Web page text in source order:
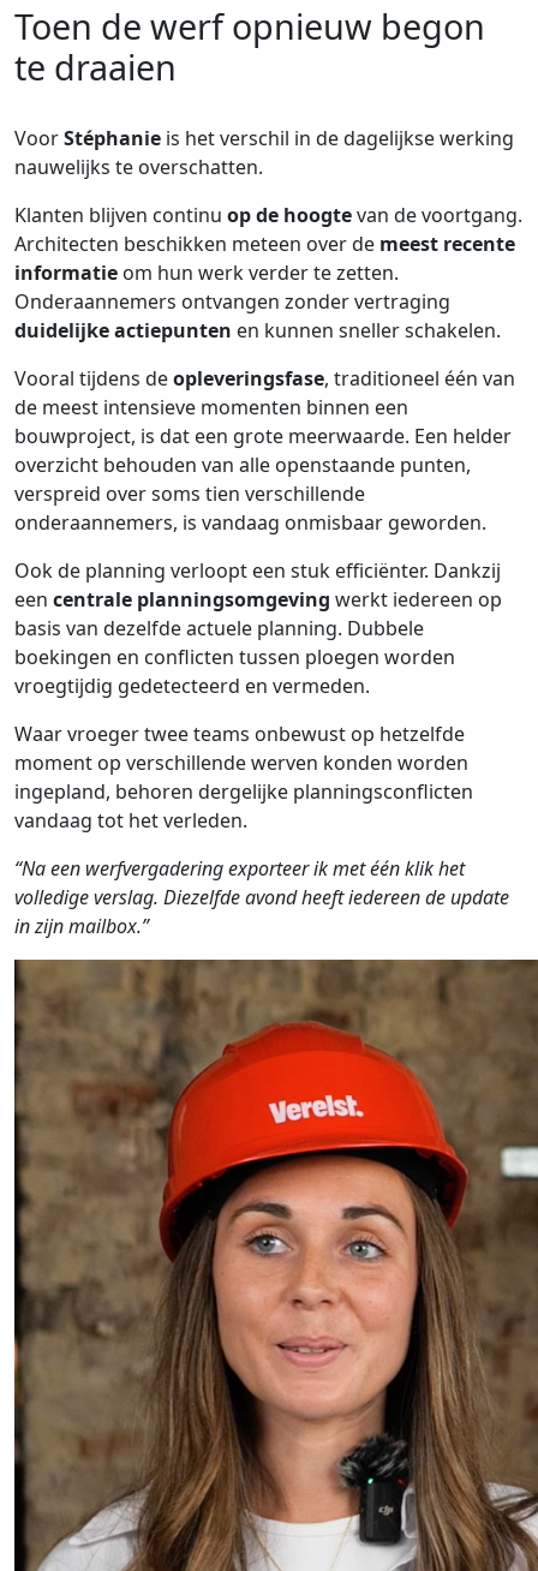
Toen de werf opnieuw begon
te draaien
VoorStéphanie is het verschil in de dagelijkse werking
nauwelijks te overschatten.
Klanten blijven continu op de hoogtevan de voortgang.
Architecten beschikken meteen over de meest recente
informatie om hun werk verder te zetten.
Onderaannemers ontvangen zonder vertraging
duidelijke actiepunten en kunnen sneller schakelen.
Vooral tijdens deopleveringsfase, traditioneel één van
de meest intensieve momenten binnen een
bouwproject, is dat een grote meerwaarde. Een helder
overzicht behouden van alle openstaande punten,
verspreid over soms tien verschillende
onderaannemers, is vandaag onmisbaar geworden.
Ook de planning verloopt een stuk efficiënter. Dankzij
een centrale planningsomgeving werkt iedereen op
basis van dezelfde actuele planning. Dubbele
boekingen en conflicten tussen ploegen worden
vroegtijdig gedetecteerd en vermeden.
Waar vroeger twee teams onbewust op hetzelfde
moment op verschillende werven konden worden
ingepland, behoren dergelijke planningsconflicten
vandaag tot het verleden.
“Na een werfvergadering exporteer ik met één klik het
volledige verslag. Diezelfde avond heeft iedereen de update
in zijn mailbox.”